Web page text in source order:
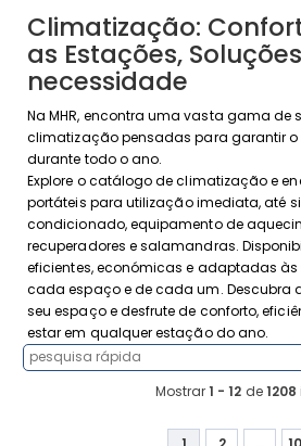
Climatização:
as Estações,
necessidade
Na MHR, encontra uma vasta gama de
climatização pensadas para garantir
durante todo o ano.
Explore o catálogo de climatização e
portáteis para utilização imediata, até
condicionado, equipamento de
recuperadores e salamandras.
eficientes, económicas e adaptadas
cada espaço e de cada um. Descubra
seu espaço e desfrute de conforto,
estar em qualquer estação do ano.
Mostrar1 - 12 de1208